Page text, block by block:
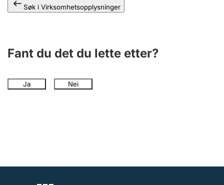
Søk i Virksomhetsopplysninger
Fant du det du lette etter?
Ja Nei